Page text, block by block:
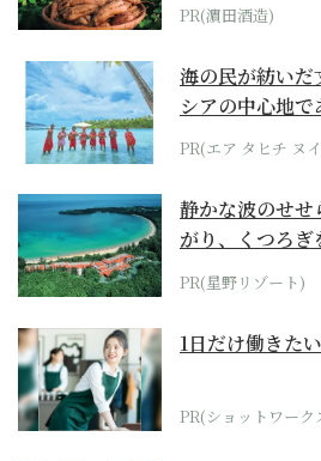
PR(濵田酒造)
海の民が紡いだ
シアの中心地
らみえてくる...
PR(エア タヒチ ヌ
静かな波のせ
がり、くつろ
ホテル by...
PR(星野リゾート)
1日だけ働きた
PR(ショットワーク